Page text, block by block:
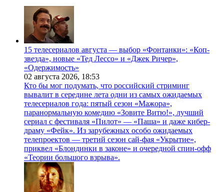
15 телесериалов августа — выбор «Фонтанки»: «Коп-
звезда», новые «Тед Лессо» и «Джек Ричер»,
«Одержимость»
02 августа 2026, 18:53
Кто бы мог подумать, что российский стриминг
вывалит в середине лета одни из самых ожидаемых
телесериалов года: пятый сезон «Мажора»,
паранормальную комедию «Зовите Витю!», лучший
сериал с фестиваля «Пилот» — «Паша» и даже кибер-
драму «Фейк». Из зарубежных особо ожидаемых
телепроектов — третий сезон сай-фая «Укрытие»,
приквел «Блондинки в законе» и очередной спин-офф
«Теории большого взрыва».